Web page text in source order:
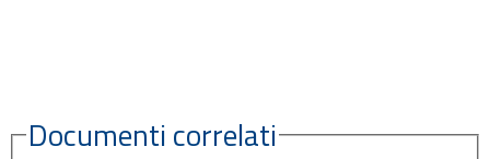
Documenti correlati